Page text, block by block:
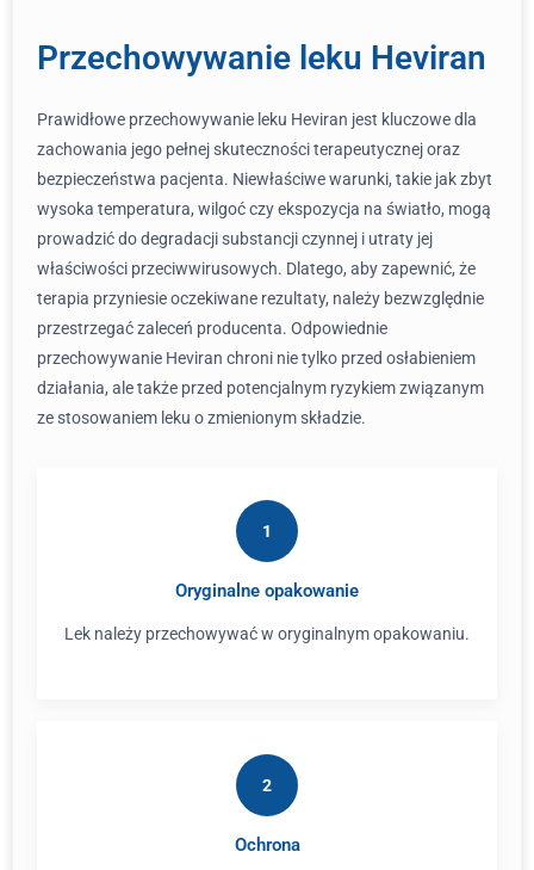
Przechowywanie leku Heviran
Prawidłowe przechowywanie leku Heviran jest kluczowe dla
zachowania jego pełnej skuteczności terapeutycznej oraz
bezpieczeństwa pacjenta. Niewłaściwe warunki, takie jak zbyt
wysoka temperatura, wilgoć czy ekspozycja na światło, mogą
prowadzić do degradacji substancji czynnej i utraty jej
właściwości przeciwwirusowych. Dlatego, aby zapewnić, że
terapia przyniesie oczekiwane rezultaty, należy bezwzględnie
przestrzegać zaleceń producenta. Odpowiednie
przechowywanie Heviran chroni nie tylko przed osłabieniem
działania, ale także przed potencjalnym ryzykiem związanym
ze stosowaniem leku o zmienionym składzie.
1
Oryginalne opakowanie
Lek należy przechowywać w oryginalnym opakowaniu.
2
Ochrona